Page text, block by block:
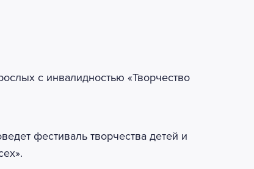
фестиваль творчества детей и